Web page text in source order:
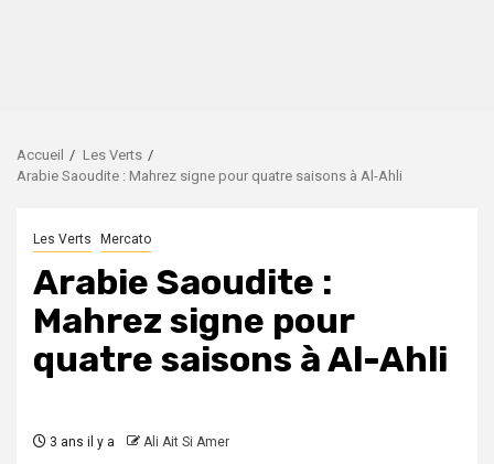
Accueil
Les Verts
Arabie Saoudite : Mahrez signe pour quatre saisons à Al-Ahli
Les Verts Mercato
Arabie Saoudite :
Mahrez signe pour
quatre saisons à Al-Ahli
3 ans il y a Ali Ait Si Amer